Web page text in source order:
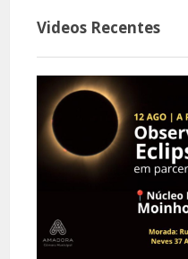
Videos Recentes